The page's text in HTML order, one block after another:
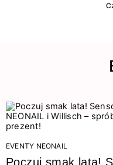
EVENTY NEONAIL
Poczuj smak lata!